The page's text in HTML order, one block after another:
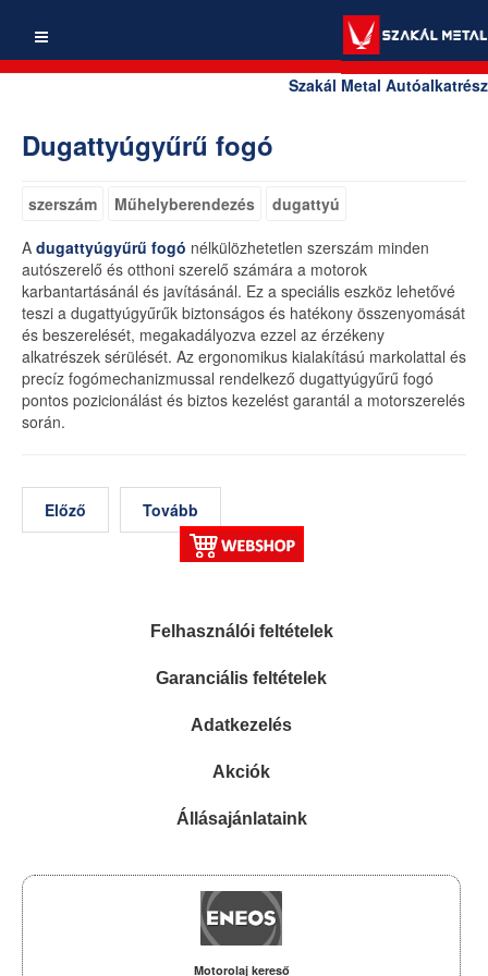
Szakál Metal Autóalkatrész
Dugattyúgyűrű fogó
szerszám Műhelyberendezés
dugattyú
A dugattyúgyűrű fogó nélkülözhetetlen szerszám minden
autószerelő és otthoni szerelő számára a motorok
karbantartásánál és javításánál. Ez a speciális eszköz lehetővé
teszi a dugattyúgyűrűk biztonságos és hatékony összenyomását
és beszerelését, megakadályozva ezzel az érzékeny
alkatrészek sérülését. Az ergonomikus kialakítású markolattal és
precíz fogómechanizmussal rendelkező dugattyúgyűrű fogó
pontos pozicionálást és biztos kezelést garantál a motorszerelés
során.
Előző Tovább
Felhasználói feltételek
Garanciális feltételek
Adatkezelés
Akciók
Állásajánlataink
Motorolaj kereső